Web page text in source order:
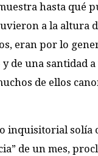
hasta qué
a la altura
eran por lo
de una santidad
de ellos
inquisitorial solía
de un mes,